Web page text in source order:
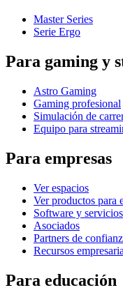
Master Series
Serie Ergo
Para gaming y
Astro Gaming
Gaming profesional
Simulación de
Equipo para
Para empresas
Ver espacios
Ver productos para
Software y servicios
Asociados
Partners de
Recursos
Para educación